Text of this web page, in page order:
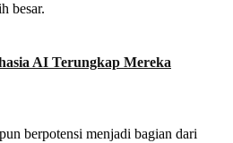
besar.
AI Terungkap Mereka
berpotensi menjadi bagian dari